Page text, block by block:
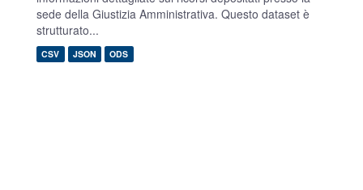
sede della Giustizia Amministrativa. Questo dataset è
strutturato...
CSV JSON ODS